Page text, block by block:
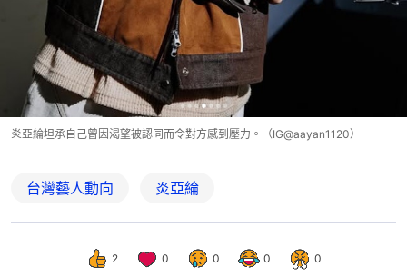
炎亞綸坦承自己曾因渴望被認同而令對方感到壓力。（IG@aayan1120）
台灣藝人動向 炎亞綸
2 0 0 0 0